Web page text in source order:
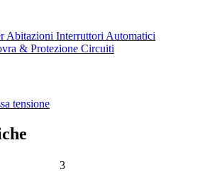
Abitazioni Interruttori Automatici
& Protezione Circuiti
tensione
3